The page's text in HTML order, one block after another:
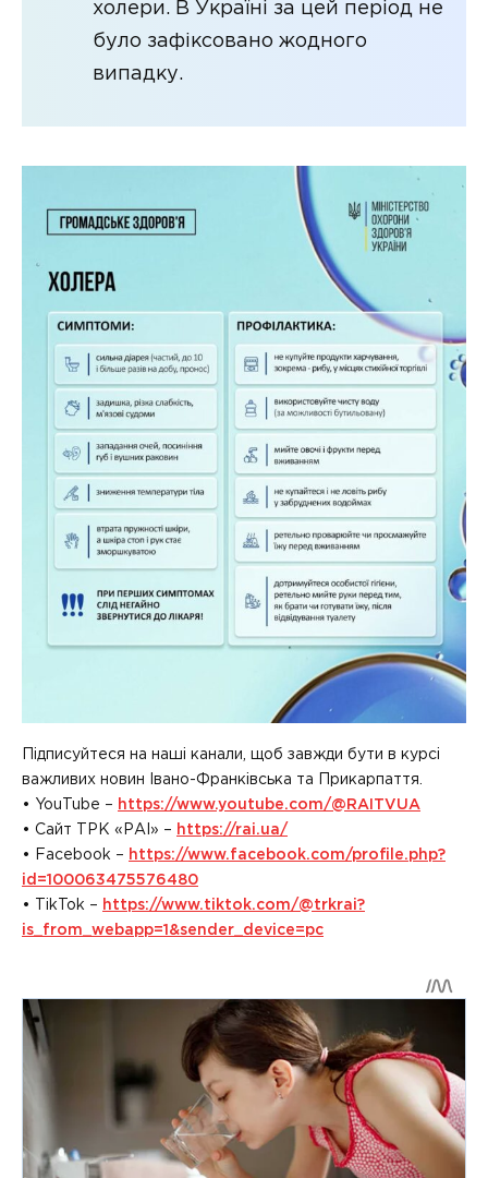
холери. В Україні за цей період не
було зафіксовано жодного
випадку.
Підписуйтеся на наші канали, щоб завжди бути в курсі
важливих новин Івано-Франківська та Прикарпаття.
• YouTube – https://www.youtube.com/@RAITVUA
• Сайт ТРК «РАІ» – https://rai.ua/
• Facebook – https://www.facebook.com/profile.php?
id=100063475576480
• TikTok – https://www.tiktok.com/@trkrai?
is_from_webapp=1&sender_device=pc